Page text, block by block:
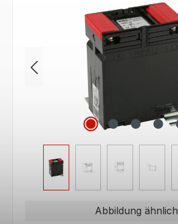
Bildergalerie überspringen
Abbildung ähnlich